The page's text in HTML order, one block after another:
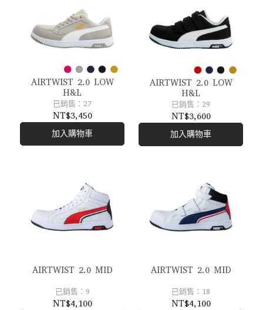
AIRTWIST 2.0 LOW
H&L
已銷售：27
NT$3,450
加入購物車
AIRTWIST 2.0 LOW
H&L
已銷售：29
NT$3,600
加入購物車
AIRTWIST 2.0 MID
已銷售：9
NT$4,100
AIRTWIST 2.0 MID
已銷售：18
NT$4,100